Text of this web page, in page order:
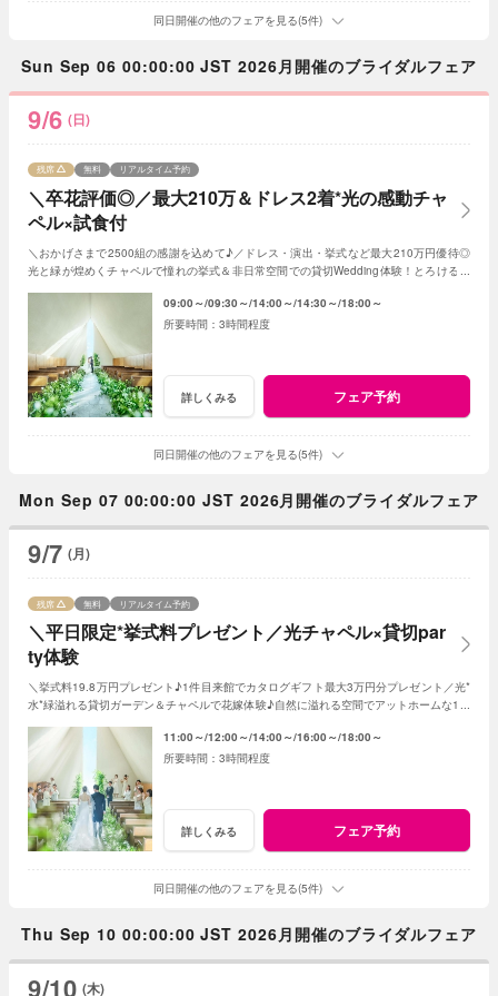
同日開催の他のフェアを見る(5件)
Sun Sep 06 00:00:00 JST 2026月開催のブライダルフェア
9/6 (日)
＼卒花評価◎／最大210万＆ドレス2着*光の感動チャ
ペル×試食付
残席 無料 リアルタイム予約
＼おかげさまで2500組の感謝を込めて♪／ドレス・演出・挙式など最大210万円優待◎
光と緑が煌めくチャペルで憧れの挙式＆非日常空間での貸切Wedding体験！とろける和
09:00～ 09:30～ 14:00～ 14:30～ 18:00～
3時間程度
詳しくみる フェア予約
同日開催の他のフェアを見る(5件)
Mon Sep 07 00:00:00 JST 2026月開催のブライダルフェア
9/7 (月)
＼平日限定*挙式料プレゼント／光チャペル×貸切par
ty体験
残席 無料 リアルタイム予約
＼挙式料19.8万円プレゼント♪1件目来館でカタログギフト最大3万円分プレゼント／光*
水*緑溢れる貸切ガーデン＆チャペルで花嫁体験♪自然に溢れる空間でアットホームな1日
11:00～ 12:00～ 14:00～ 16:00～ 18:00～
3時間程度
詳しくみる フェア予約
同日開催の他のフェアを見る(5件)
Thu Sep 10 00:00:00 JST 2026月開催のブライダルフェア
9/10 (木)